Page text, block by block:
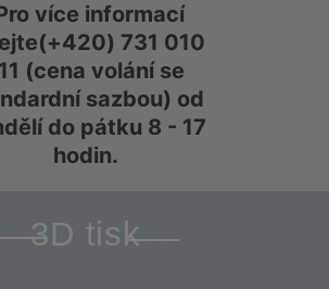
více informací
(+420) 731 010
(cena volání se
sazbou) od
do pátku 8 - 17
hodin.
3D tisk